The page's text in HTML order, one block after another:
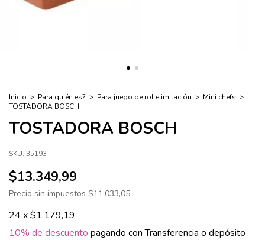
Inicio > Para quién es? > Para juego de rol e imitación > Mini chefs >
TOSTADORA BOSCH
TOSTADORA BOSCH
SKU: 35193
$13.349,99
Precio sin impuestos $11.033,05
24 x$1.179,19
10% de descuento pagando con Transferencia o depósito